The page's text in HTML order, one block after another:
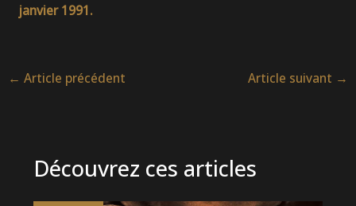
janvier 1991.
← Article précédent Article suivant →
Découvrez ces articles